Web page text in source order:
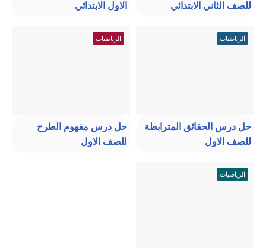
للصف الثاني الابتدائي
الاول الابتدائي
الرياضيات
حل درس الحقائق المترابطة
للصف الاول
الرياضيات
حل درس مفهوم الطرح
للصف الاول
الرياضيات